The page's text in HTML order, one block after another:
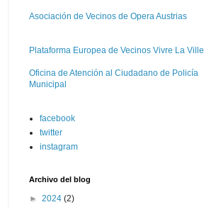
Asociación de Vecinos de Opera Austrias
Plataforma Europea de Vecinos Vivre La Ville
Oficina de Atención al Ciudadano de Policía
Municipal
facebook
twitter
instagram
Archivo del blog
► 2024 (2)